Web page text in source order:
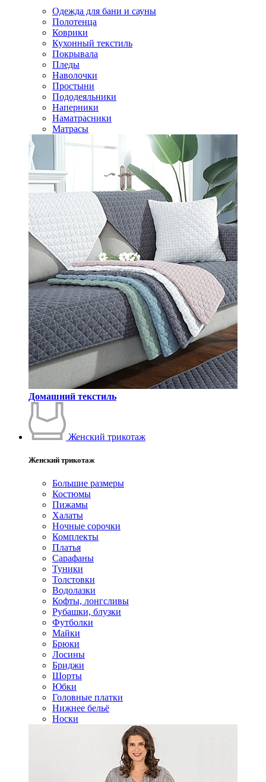
Одежда для бани и сауны
Полотенца
Коврики
Кухонный текстиль
Покрывала
Пледы
Наволочки
Простыни
Пододеяльники
Наперники
Наматрасники
Матрасы
Домашний текстиль
Женский трикотаж
Женский трикотаж
Большие размеры
Костюмы
Пижамы
Халаты
Ночные сорочки
Комплекты
Платья
Сарафаны
Туники
Толстовки
Водолазки
Кофты, лонгсливы
Рубашки, блузки
Футболки
Майки
Брюки
Лосины
Бриджи
Шорты
Юбки
Головные платки
Нижнее бельё
Носки